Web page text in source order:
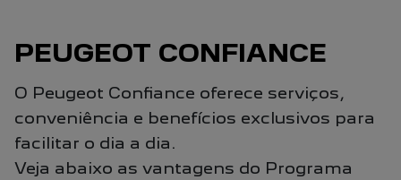
PEUGEOT CONFIANCE
O Peugeot Confiance oferece serviços,
conveniência e benefícios exclusivos para
facilitar o dia a dia.
Veja abaixo as vantagens do Programa